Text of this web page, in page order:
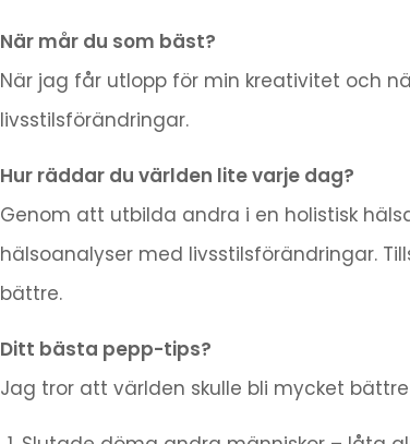
När mår du som bäst?
När jag får utlopp för min kreativitet och
livsstilsförändringar.
Hur räddar du världen lite varje dag?
Genom att utbilda andra i en holistisk
hälsoanalyser med livsstilsförändringar.
bättre.
Ditt bästa pepp-tips?
Jag tror att världen skulle bli mycket